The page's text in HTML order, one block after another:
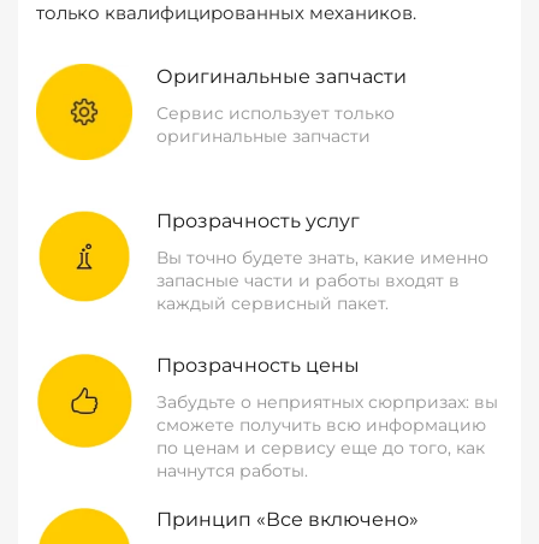
только квалифицированных механиков.
Оригинальные запчасти
Сервис использует только
оригинальные запчасти
Прозрачность услуг
Вы точно будете знать, какие именно
запасные части и работы входят в
каждый сервисный пакет.
Прозрачность цены
Забудьте о неприятных сюрпризах: вы
сможете получить всю информацию
по ценам и сервису еще до того, как
начнутся работы.
Принцип «Все включено»